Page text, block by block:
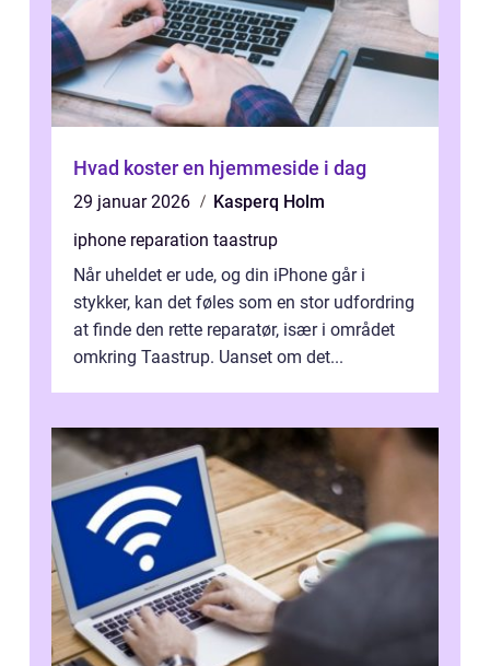
Hvad koster en hjemmeside i dag
29 januar 2026
Kasperq Holm
iphone reparation taastrup
Når uheldet er ude, og din iPhone går i
stykker, kan det føles som en stor udfordring
at finde den rette reparatør, især i området
omkring Taastrup. Uanset om det...